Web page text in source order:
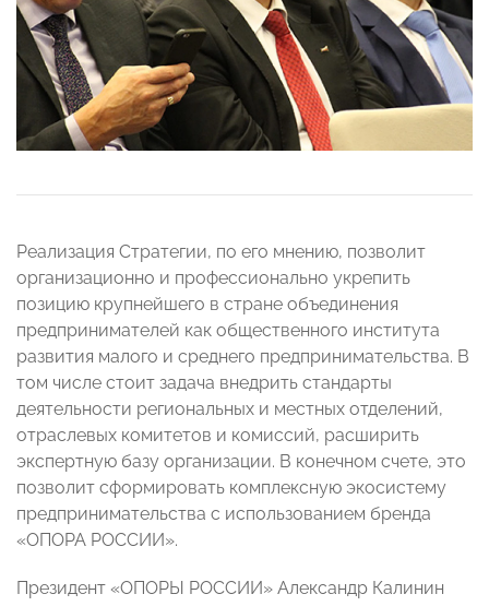
Реализация Стратегии, по его мнению, позволит
организационно и профессионально укрепить
позицию крупнейшего в стране объединения
предпринимателей как общественного института
развития малого и среднего предпринимательства. В
том числе стоит задача внедрить стандарты
деятельности региональных и местных отделений,
отраслевых комитетов и комиссий, расширить
экспертную базу организации. В конечном счете, это
позволит сформировать комплексную экосистему
предпринимательства с использованием бренда
«ОПОРА РОССИИ».
Президент «ОПОРЫ РОССИИ» Александр Калинин